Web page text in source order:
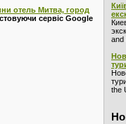
and
the
отель Митва, город
сервіс Google